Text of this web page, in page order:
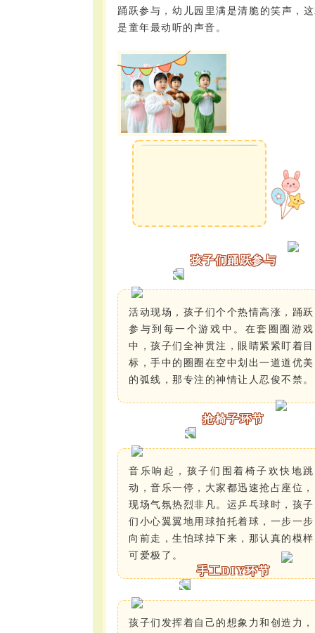
踊跃参与，幼儿园里满是清脆的笑声，
是童年最动听的声音。
孩子们踊跃参与
活动现场，孩子们个个热情高涨，踊跃
参与到每一个游戏中。在套圈圈游戏
中，孩子们全神贯注，眼睛紧紧盯着目
标，手中的圈圈在空中划出一道道优美
的弧线，那专注的神情让人忍俊不禁。
抢椅子环节
音乐响起，孩子们围着椅子欢快地跳
动，音乐一停，大家都迅速抢占座位，
现场气氛热烈非凡。运乒乓球时，孩子
们小心翼翼地用球拍托着球，一步一步
向前走，生怕球掉下来，那认真的模样
可爱极了。
手工DIY环节
孩子们发挥着自己的想象力和创造力，